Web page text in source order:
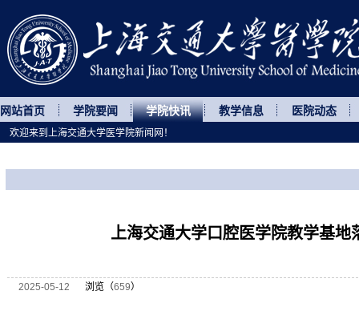
网站首页 学院要闻 学院快讯 教学信息 医院动态
上海交通大学口腔医学院教学基地
2025-05-12 浏览（659）
欢迎来到上海交通大学医学院新闻网！